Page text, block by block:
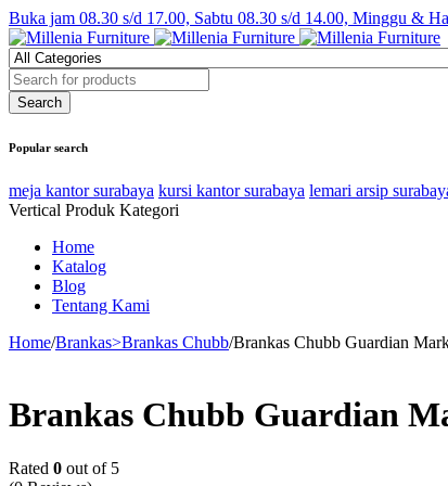
Buka jam 08.30 s/d 17.00, Sabtu 08.30 s/d 14.00, Minggu &
Popular search
meja kantor surabaya kursi kantor surabaya lemari arsip
Vertical Produk Kategori
Home
Katalog
Blog
Tentang Kami
Home/Brankas>Brankas Chubb/Brankas Chubb Guardian
Brankas Chubb Guardian
Rated 0 out of 5